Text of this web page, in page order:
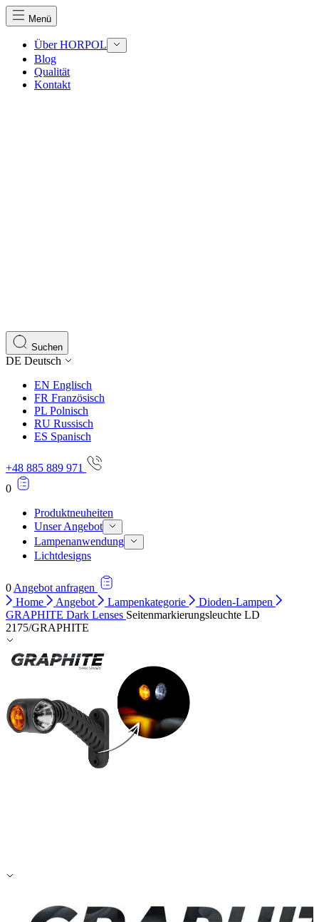
Menü
Über HORPOL
Blog
Qualität
Kontakt
Suchen
DE Deutsch
EN Englisch
FR Französisch
PL Polnisch
RU Russisch
ES Spanisch
+48 885 889 971
0
Produktneuheiten
Unser Angebot
Lampenanwendung
Lichtdesigns
0 Angebot anfragen
Home
Angebot Lampenkategorie
Dioden-Lampen
GRAPHITE Dark Lenses Seitenmarkierungsleuchte LD
2175/GRAPHITE
Marketing-Cookies werden verwendet, um Benutzer
einzelnen Benutzer relevant und ansprechend sind und
Nicht kategorisiert.
Andere nicht kategorisierte Cookies sind solche, die